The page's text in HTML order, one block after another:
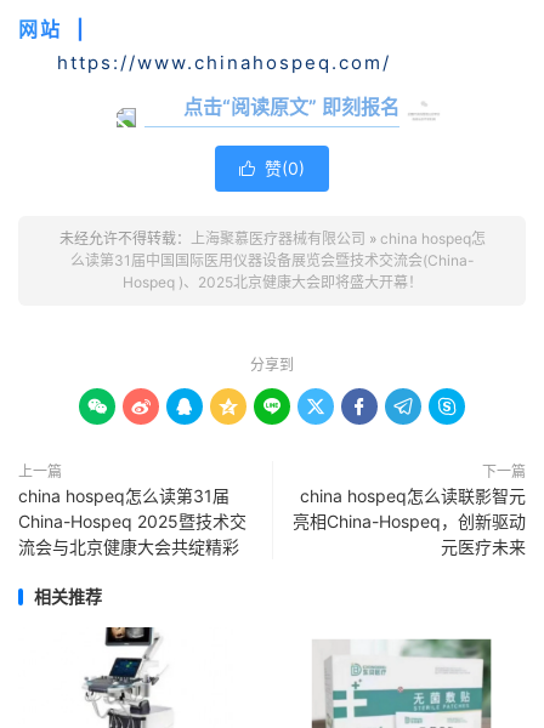
网站 |
https://www.chinahospeq.com/
点击“阅读原文” 即刻报名
 赞(0)
未经允许不得转载： 上海聚慕医疗器械有限公司 » china hospeq怎
么读第31届中国国际医用仪器设备展览会暨技术交流会(China-
Hospeq )、2025北京健康大会即将盛大开幕！
分享到
        
上一篇
china hospeq怎么读第31届
China-Hospeq 2025暨技术交
流会与北京健康大会共绽精彩
下一篇
china hospeq怎么读联影智元
亮相China-Hospeq，创新驱动
元医疗未来
相关推荐